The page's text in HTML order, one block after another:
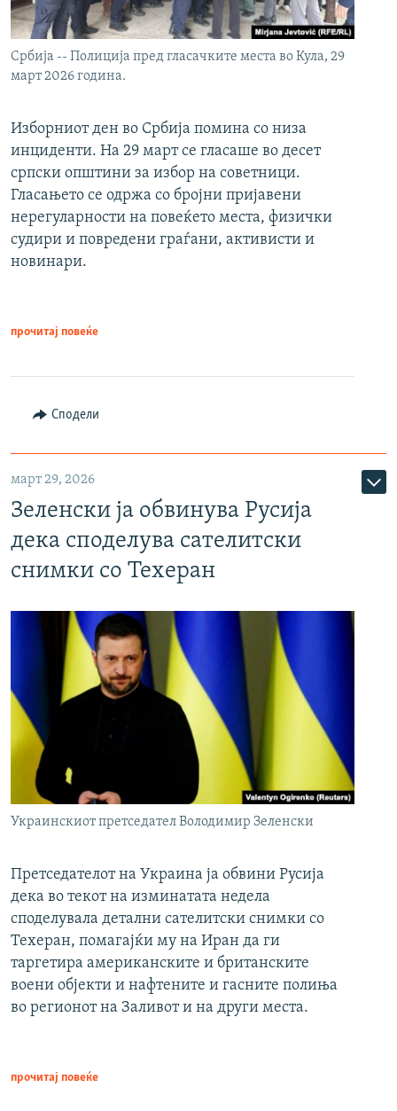
Србија -- Полиција пред гласачките места во Кула, 29
март 2026 година.
Изборниот ден во Србија помина со низа
инциденти. На 29 март се гласаше во десет
српски општини за избор на советници.
Гласањето се одржа со бројни пријавени
нерегуларности на повеќето места, физички
судири и повредени граѓани, активисти и
новинари.
прочитај повеќе
Сподели
март 29, 2026
Зеленски ја обвинува Русија
дека споделува сателитски
снимки со Техеран
Украинскиот претседател Володимир Зеленски
Претседателот на Украина ја обвини Русија
дека во текот на изминатата недела
споделувала детални сателитски снимки со
Техеран, помагајќи му на Иран да ги
таргетира американските и британските
воени објекти и нафтените и гасните полиња
во регионот на Заливот и на други места.
прочитај повеќе